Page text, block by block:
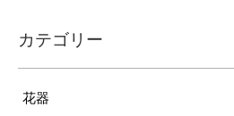
カテゴリー
花器